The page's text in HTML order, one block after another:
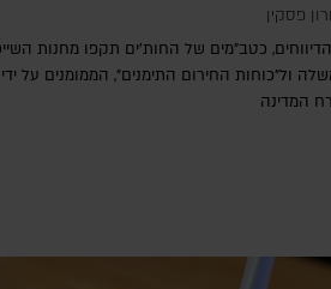
פסקין
כטב"מים של החות'ים תקפו מחנות
ול"כוחות החירום התימנים", הממומנים על
המדינה